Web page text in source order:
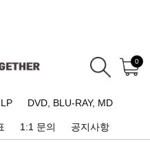
0
LP DVD, BLU-RAY, MD
1:1 문의 공지사항